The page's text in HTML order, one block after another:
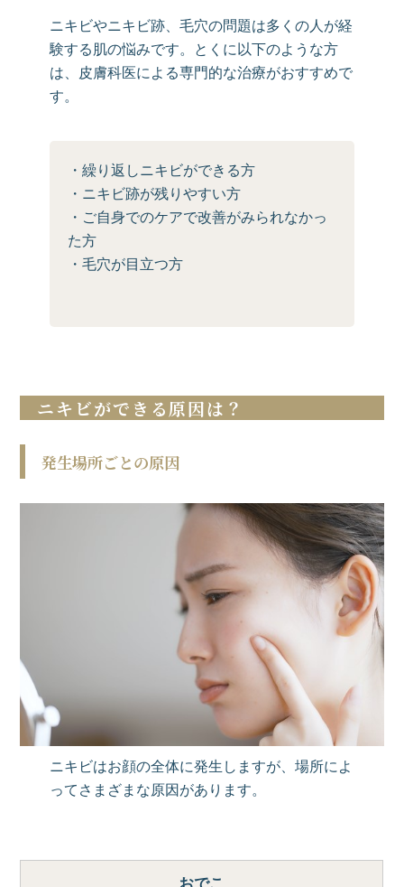
ニキビやニキビ跡、毛穴の問題は多くの人が経
験する肌の悩みです。とくに以下のような方
は、皮膚科医による専門的な治療がおすすめで
す。
・繰り返しニキビができる方
・ニキビ跡が残りやすい方
・ご自身でのケアで改善がみられなかっ
た方
・毛穴が目立つ方
ニキビができる原因は？
発生場所ごとの原因
ニキビはお顔の全体に発生しますが、場所によ
ってさまざまな原因があります。